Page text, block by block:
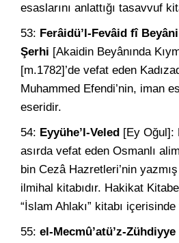
esaslarını anlattığı tasavvuf
53: Ferâidü’l-Fevâid fî
Şerhi [Akaidin Beyânında
[m.1782]’de vefat eden
Muhammed Efendi’nin, iman
eseridir.
54: Eyyühe’l-Veled [Ey Oğul]:
asırda vefat eden Osmanlı
bin Cezâ Hazretleri’nin
ilmihal kitabıdır. Hakikat
“İslam Ahlakı” kitabı
55: el-Mecmû’atü’z-